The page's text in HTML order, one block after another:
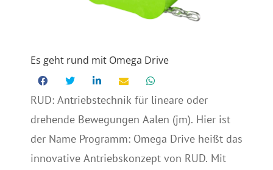
Es geht rund mit Omega Drive
RUD: Antriebstechnik für lineare oder
drehende Bewegungen Aalen (jm). Hier ist
der Name Programm: Omega Drive heißt das
innovative Antriebskonzept von RUD. Mit